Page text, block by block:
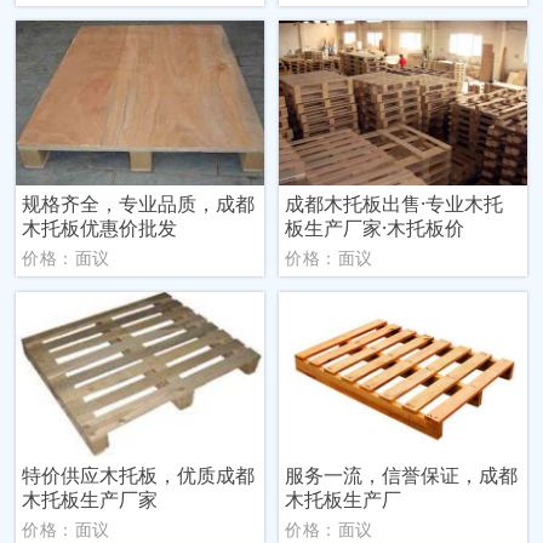
规格齐全，专业品质，成都
木托板优惠价批发
价格：面议
成都木托板出售·专业木托
板生产厂家·木托板价
价格：面议
特价供应木托板，优质成都
木托板生产厂家
价格：面议
服务一流，信誉保证，成都
木托板生产厂
价格：面议